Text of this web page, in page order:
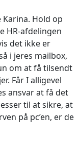
Hold op
HR-afdelingen
det ikke er
i jeres mailbox,
om at få tilsendt
Får I alligevel
ansvar at få det
til at sikre, at
på pc’en, er de